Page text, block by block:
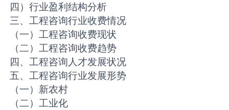
四）行业盈利结构分析
三、工程咨询行业收费情况
（一）工程咨询收费现状
（二）工程咨询收费趋势
四、工程咨询人才发展状况
五、工程咨询行业发展形势
（一）新农村
（二）工业化